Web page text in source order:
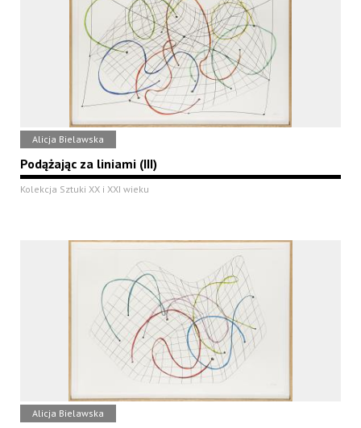
Alicja Bielawska
Podążając za liniami (III)
Kolekcja Sztuki XX i XXI wieku
Alicja Bielawska